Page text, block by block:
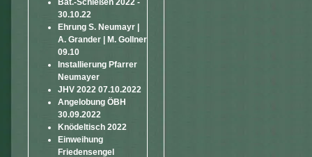
Bat.-Schießen 2022 -
30.10.22
Ehrung S. Neumayr |
A. Grander | M. Gollner
09.10
Installierung Pfarrer
Neumayer
JHV 2022 07.10.2022
Angelobung ÖBH
30.09.2022
Knödeltisch 2022
Einweihung
Friedensengel